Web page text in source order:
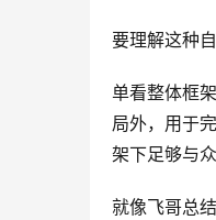
要理解这种
单看整体框
局外，用于
架下足够与
就像飞哥总